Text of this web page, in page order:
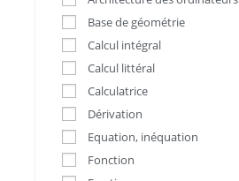
Base de géométrie
Calcul intégral
Calcul littéral
Calculatrice
Dérivation
Equation, inéquation
Fonction